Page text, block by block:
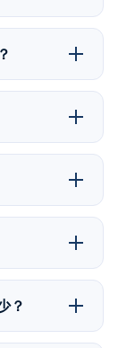
。最近的已
IPO股
在
资意向。
交易商，
。
动性低，意
的退出时
资轮次之间
务顾问并审
平台从现有
购买股
代表双方处
场将股份出
收购。两
，投资者应
？
金额为